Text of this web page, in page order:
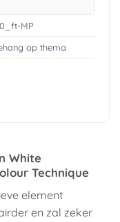
MP
op thema
White
Technique
element
en zal zeker